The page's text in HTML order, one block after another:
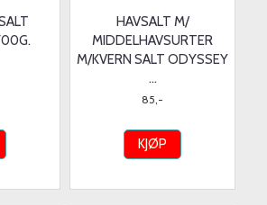
HAVSALT M/
MIDDELHAVSURTER
M/KVERN SALT ODYSSEY
...
85,-
KJØP